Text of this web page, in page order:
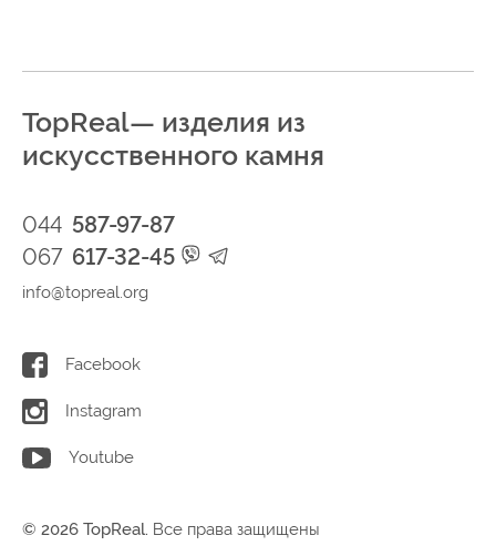
TopReal— изделия из
искусственного камня
044 587-97-87
067 617-32-45
info@topreal.org
Facebook
Instagram
Youtube
© 2026 TopReal. Все права защищены